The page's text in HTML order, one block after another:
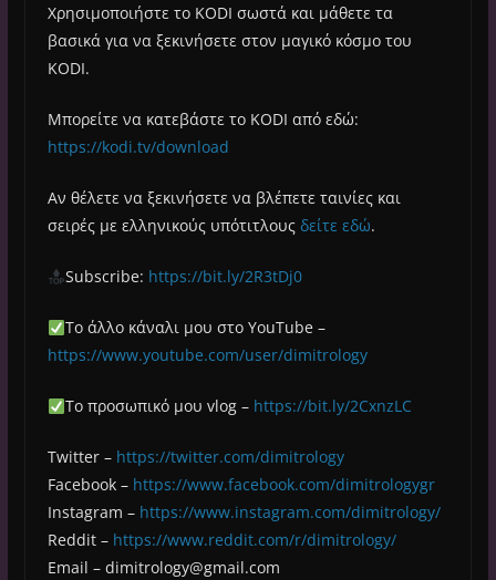
Χρησιμοποιήστε το KODI σωστά και μάθετε τα
βασικά για να ξεκινήσετε στον μαγικό κόσμο του
KODI.
Μπορείτε να κατεβάστε το KODI από εδώ:
https://kodi.tv/download
Αν θέλετε να ξεκινήσετε να βλέπετε ταινίες και
σειρές με ελληνικούς υπότιτλους δείτε εδώ.
Subscribe: https://bit.ly/2R3tDj0
Το άλλο κάναλι μου στο YouTube –
https://www.youtube.com/user/dimitrology
Το προσωπικό μου vlog – https://bit.ly/2CxnzLC
Twitter – https://twitter.com/dimitrology
Facebook – https://www.facebook.com/dimitrologygr
Instagram – https://www.instagram.com/dimitrology/
Reddit – https://www.reddit.com/r/dimitrology/
Email – dimitrology@gmail.com